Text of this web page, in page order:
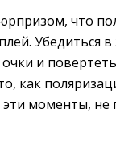
что
Убедиться
и
как
моменты, не